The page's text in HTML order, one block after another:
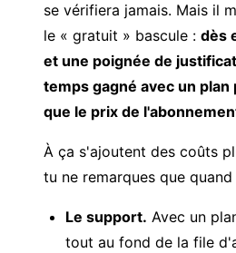
se vérifiera jamais. Mais il
le « gratuit » bascule : dès
et une poignée de
temps gagné avec un plan
que le prix de
À ça s'ajoutent des coûts
tu ne remarques que
Le support. Avec un
tout au fond de la file